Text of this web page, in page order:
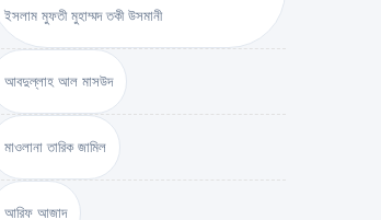
ইসলাম মুফতী মুহাম্মদ তকী উসমানী
আবদুল্লাহ আল মাসউদ
মাওলানা তারিক জামিল
আরিফ আজাদ